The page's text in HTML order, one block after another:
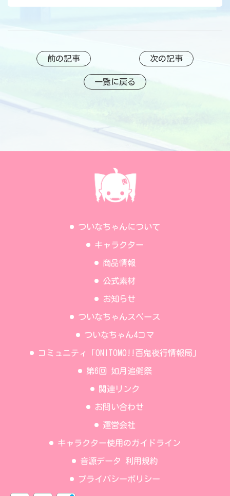
前の記事 次の記事
一覧に戻る
ついなちゃんについて
キャラクター
商品情報
公式素材
お知らせ
ついなちゃんスペース
ついなちゃん4コマ
コミュニティ「ONITOMO!!百鬼夜行情報局」
第6回 如月追儺祭
関連リンク
お問い合わせ
運営会社
キャラクター使用のガイドライン
音源データ 利用規約
プライバシーポリシー